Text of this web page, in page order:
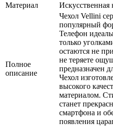
Материал
Искусственная
Полное
описание
Чехол Vellini
популярный
Телефон
только
остаются не
не теряете
предназначен
Чехол
высокого
материалом.
станет
смартфона и
появления